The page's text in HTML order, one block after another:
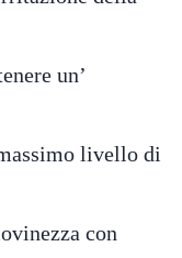
un’
livello di
con